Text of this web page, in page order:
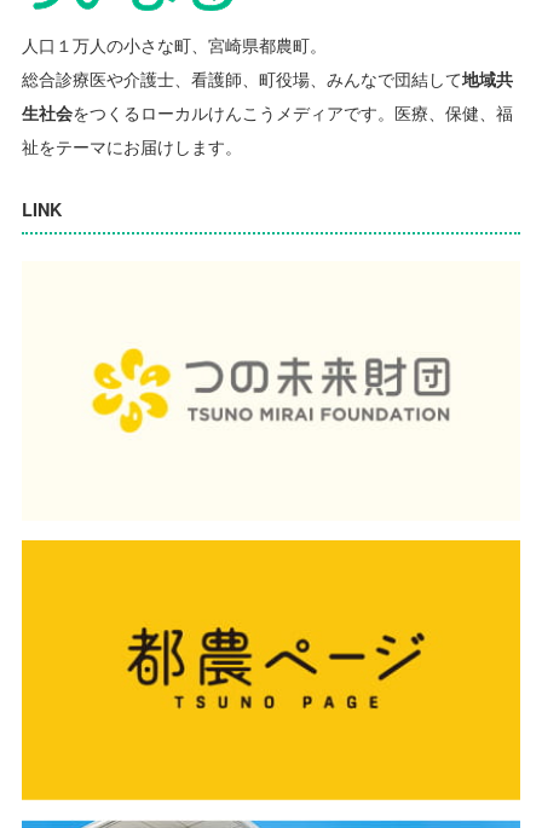
人口１万人の小さな町、宮崎県都農町。
総合診療医や介護士、看護師、町役場、みんなで団結して地域共
生社会をつくるローカルけんこうメディアです。 医療、保健、福
祉をテーマにお届けします。
LINK